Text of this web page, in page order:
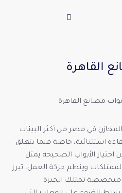
القاهرة
في مصر من أكثر البيئات
استثنائية، خاصة فيما يتعلق
اختيار الأبواب الصحيحة يمثل
وينظم حركة العمل، تبرز
متخصصة تمتلك الخبرة